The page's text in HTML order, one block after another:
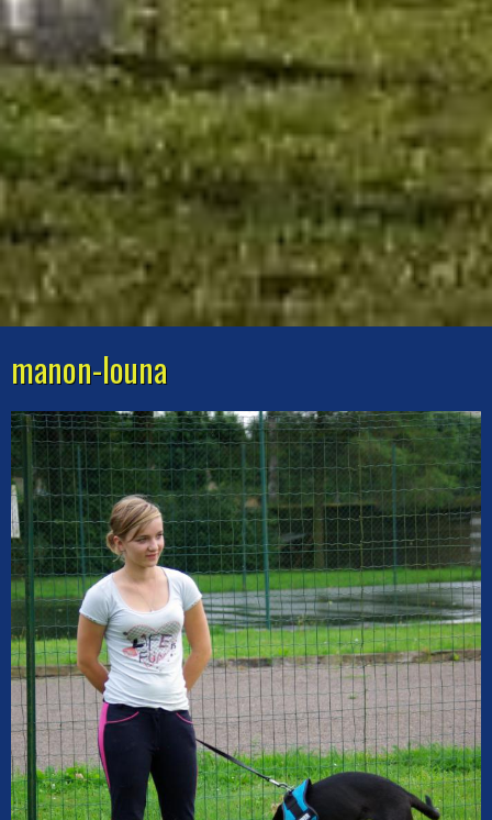
manon-louna